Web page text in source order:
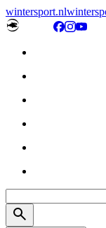
wintersport.nl